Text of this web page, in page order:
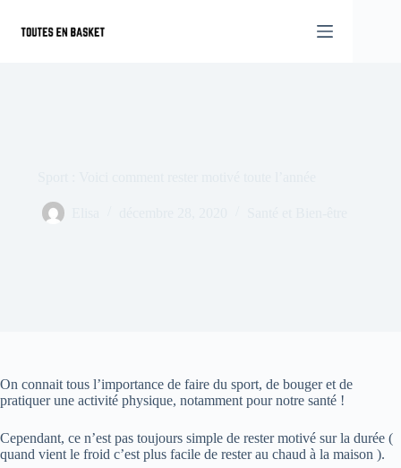
contenu
On connait tous l’importance de faire du sport, de bouger et de
pratiquer une activité physique, notamment pour notre santé !
Cependant, ce n’est pas toujours simple de rester motivé sur la durée (
quand vient le froid c’est plus facile de rester au chaud à la maison ).